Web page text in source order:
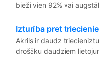
bieži vien 92% vai
Izturība pret
Akrils ir daudz
drošāku daudziem